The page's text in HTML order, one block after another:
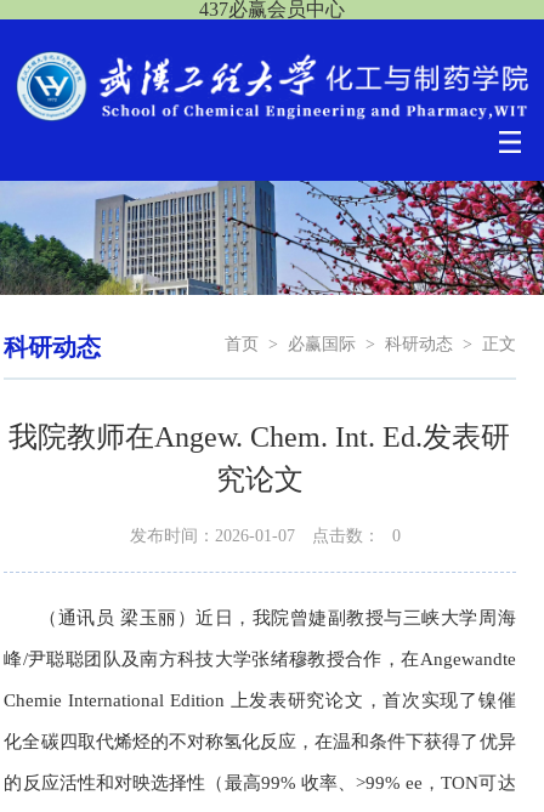
437必赢会员中心
科研动态 首页 > 必赢国际 > 科研动态 > 正文
我院教师在Angew. Chem. Int. Ed.发表研
究论文
发布时间：2026-01-07 点击数： 0
（通讯员 梁玉丽）近日，我院曾婕副教授与三峡大学周海
峰/尹聪聪团队及南方科技大学张绪穆教授合作，在Angewandte
Chemie International Edition 上发表研究论文，首次实现了镍催
化全碳四取代烯烃的不对称氢化反应，在温和条件下获得了优异
的反应活性和对映选择性（最高99% 收率、>99% ee，TON可达